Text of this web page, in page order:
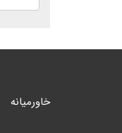
خاورمیانه